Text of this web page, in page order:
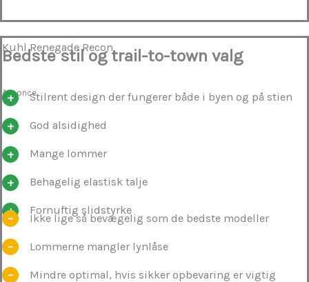
Kuhl Renegade Recon
Bedste stil og trail-to-town valg
AnnonceStilrent design der fungerer både i byen og på stien
God alsidighed
Mange lommer
Behagelig elastisk talje
Fornuftig slidstyrke
Ikke lige så bevægelig som de bedste modeller
Lommerne mangler lynlåse
Mindre optimal, hvis sikker opbevaring er vigtig